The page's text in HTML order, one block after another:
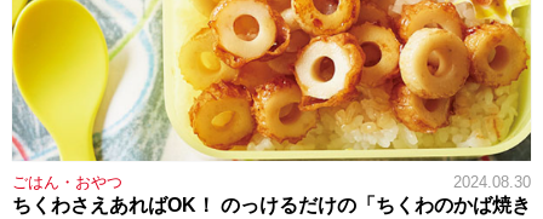
ごはん・おやつ 2024.08.30
ちくわさえあればOK！ のっけるだけの「ちくわのかば焼き